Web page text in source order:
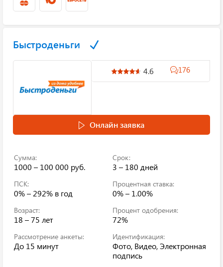
Быстроденьги
4.6 176
Онлайн заявка
Сумма:
1000 – 100 000 руб.
Срок:
3 – 180 дней
ПСК:
0% – 292% в год
Процентная ставка:
0% – 1.00%
Возраст:
18 – 75 лет
Процент одобрения:
72%
Рассмотрение анкеты:
До 15 минут
Идентификация:
Фото, Видео, Электронная
подпись